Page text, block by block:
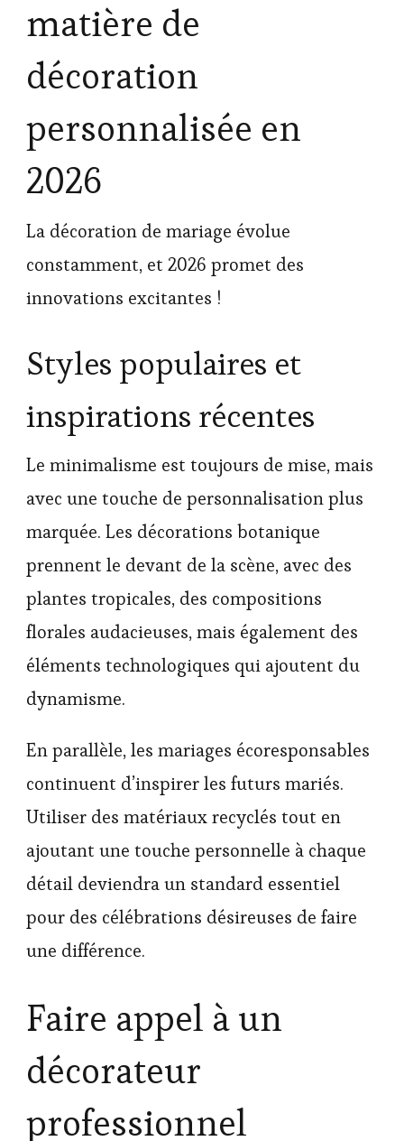
matière de
décoration
personnalisée en
2026
La décoration de mariage évolue
constamment, et 2026 promet des
innovations excitantes !
Styles populaires et
inspirations récentes
Le minimalisme est toujours de mise, mais
avec une touche de personnalisation plus
marquée. Les décorations botanique
prennent le devant de la scène, avec des
plantes tropicales, des compositions
florales audacieuses, mais également des
éléments technologiques qui ajoutent du
dynamisme.
En parallèle, les mariages écoresponsables
continuent d’inspirer les futurs mariés.
Utiliser des matériaux recyclés tout en
ajoutant une touche personnelle à chaque
détail deviendra un standard essentiel
pour des célébrations désireuses de faire
une différence.
Faire appel à un
décorateur
professionnel